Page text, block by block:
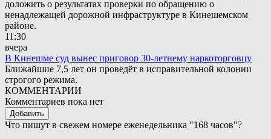
доложить о результатах проверки по обращению о
ненадлежащей дорожной инфраструктуре в Кинешемском
районе.
11:30
вчера
В Кинешме суд вынес приговор 30-летнему наркоторговцу
Ближайшие 7,5 лет он проведёт в исправительной колонии
строгого режима.
КОММЕНТАРИИ
Комментариев пока нет
Добавить
Что пишут в свежем номере еженедельника "168 часов"?